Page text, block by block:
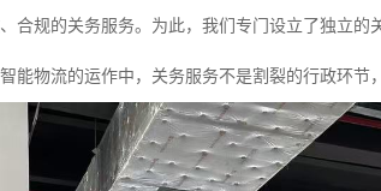
合规的关务服务。为此，我们专门设立了独立
能物流的运作中，关务服务不是割裂的行政环节